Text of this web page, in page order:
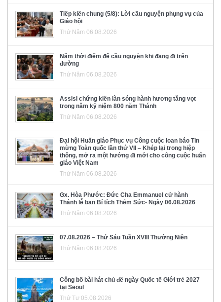
Tiếp kiến chung (5/8): Lời cầu nguyện phụng vụ của
Giáo hội
Thứ Năm 06.08.2026
Năm thời điểm để cầu nguyện khi đang đi trên
đường
Thứ Năm 06.08.2026
Assisi chứng kiến làn sóng hành hương tăng vọt
trong năm kỷ niệm 800 năm Thánh
Thứ Năm 06.08.2026
Đại hội Huấn giáo Phục vụ Công cuộc loan báo Tin
mừng Toàn quốc lần thứ VII – Khép lại trong hiệp
thông, mở ra một hướng đi mới cho công cuộc huấn
giáo Việt Nam
Thứ Năm 06.08.2026
Gx. Hòa Phước: Đức Cha Emmanuel cử hành
Thánh lễ ban Bí tích Thêm Sức- Ngày 06.08.2026
Thứ Năm 06.08.2026
07.08.2026 – Thứ Sáu Tuần XVIII Thường Niên
Thứ Năm 06.08.2026
Công bố bài hát chủ đề ngày Quốc tế Giới trẻ 2027
tại Seoul
Thứ Tư 05.08.2026